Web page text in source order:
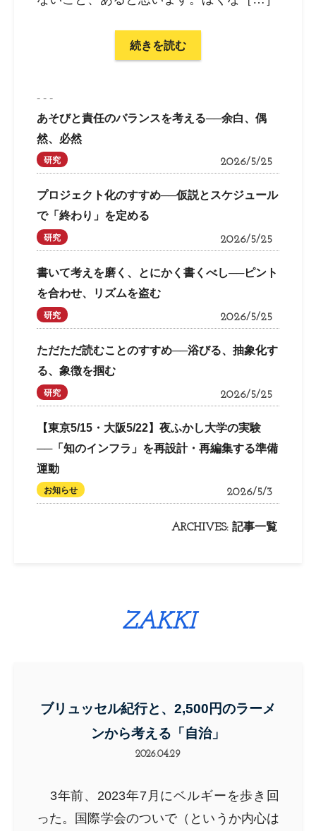
続きを読む
- - -
あそびと責任のバランスを考える──余白、偶
然、必然
2026/5/25
研究
プロジェクト化のすすめ──仮説とスケジュール
で「終わり」を定める
2026/5/25
研究
書いて考えを磨く、とにかく書くべし──ピント
を合わせ、リズムを盗む
2026/5/25
研究
ただただ読むことのすすめ──浴びる、抽象化す
る、象徴を掴む
2026/5/25
研究
【東京5/15・大阪5/22】夜ふかし大学の実験
──「知のインフラ」を再設計・再編集する準備
運動
2026/5/3
お知らせ
ARCHIVES: 記事一覧
ZAKKI
ブリュッセル紀行と、2,500円のラーメ
ンから考える「自治」
2026.04.29
3年前、2023年7月にベルギーを歩き回
った。国際学会のついで（というか内心は